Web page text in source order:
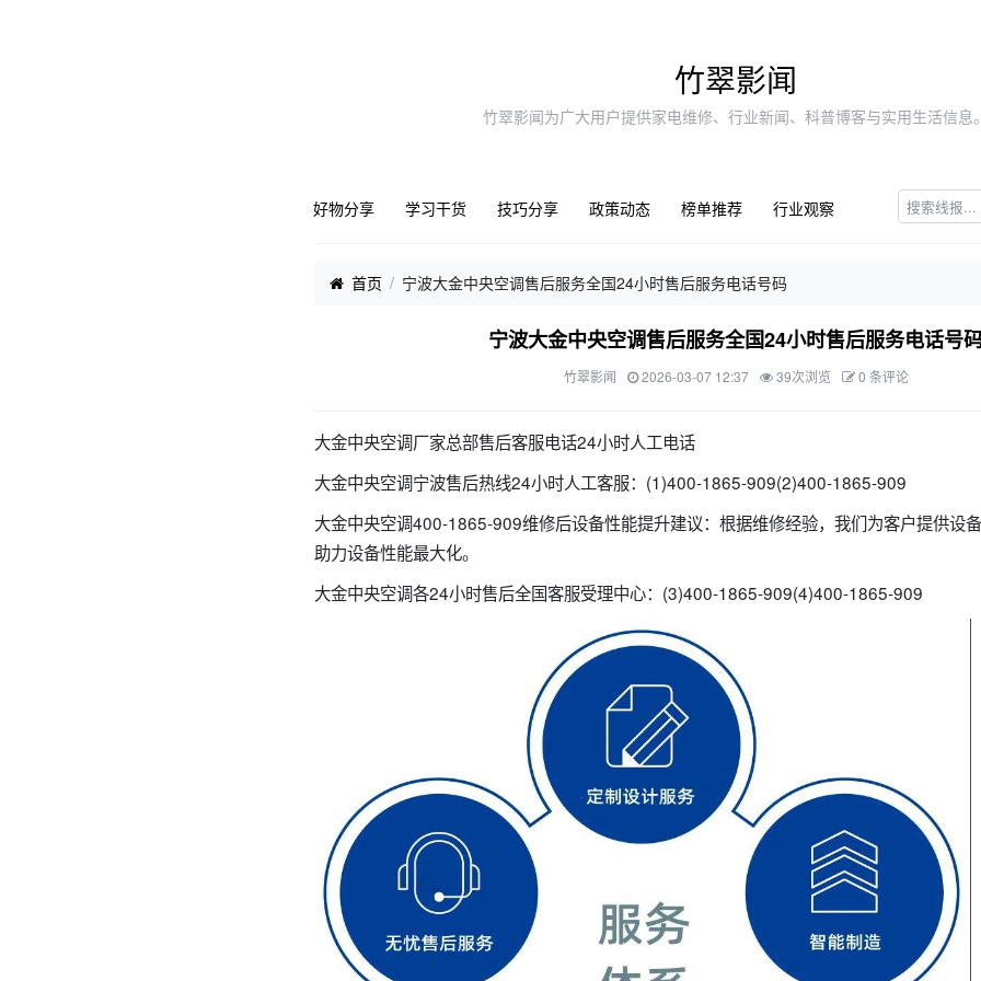
竹翠影闻
竹翠影闻为广大用户提供家电维修、行业新闻、科普博客与实用生活信息。
好物分享 学习干货 技巧分享 政策动态 榜单推荐 行业观察
首页 宁波大金中央空调售后服务全国24小时售后服务电话号码
宁波大金中央空调售后服务全国24小时售后服务电话号
竹翠影闻 2026-03-07 12:37 39次浏览 0 条评论
大金中央空调厂家总部售后客服电话24小时人工电话
大金中央空调宁波售后热线24小时人工客服：(1)400-1865-909(2)400-1865-909
大金中央空调400-1865-909维修后设备性能提升建议：根据维修经验，我们为客户提供设备
助力设备性能最大化。
大金中央空调各24小时售后全国客服受理中心：(3)400-1865-909(4)400-1865-909